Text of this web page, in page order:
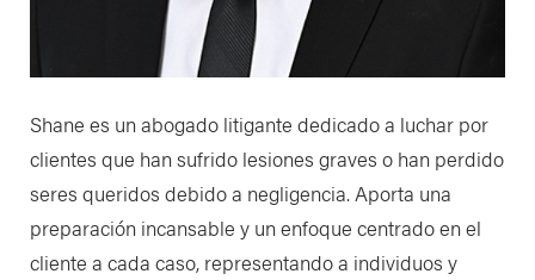
Shane es un abogado litigante dedicado a luchar por
clientes que han sufrido lesiones graves o han perdido
seres queridos debido a negligencia. Aporta una
preparación incansable y un enfoque centrado en el
cliente a cada caso, representando a individuos y